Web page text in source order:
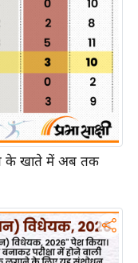
के खाते में अब तक